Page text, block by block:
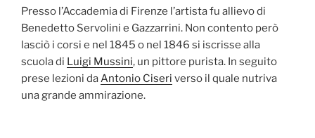
Presso l’Accademia di Firenze l’artista fu allievo di
Benedetto Servolini e Gazzarrini. Non contento però
lasciò i corsi e nel 1845 o nel 1846 si iscrisse alla
scuola di Luigi Mussini, un pittore purista. In seguito
prese lezioni daAntonio Ciseri verso il quale nutriva
una grande ammirazione.